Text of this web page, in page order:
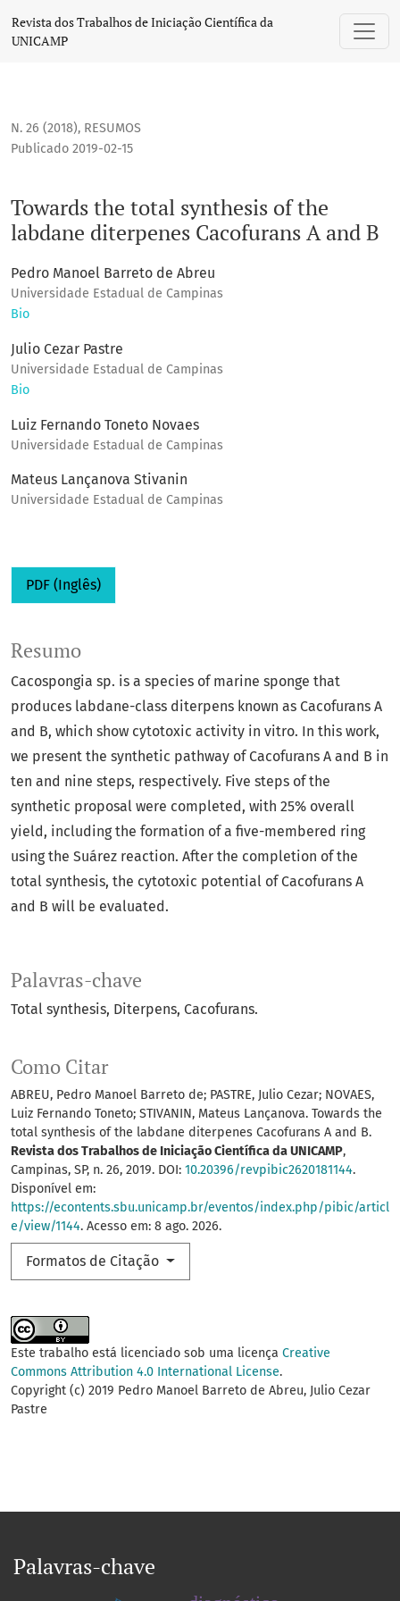
Towards the total synthesis of the labdane diterpenes
Revista dos Trabalhos de Iniciação Científica da
UNICAMP
N. 26 (2018), RESUMOS
Towards the total synthesis of the
labdane diterpenes Cacofurans A and B
Publicado 2019-02-15
Pedro Manoel Barreto de Abreu
Universidade Estadual de Campinas
Bio
Julio Cezar Pastre
Universidade Estadual de Campinas
Bio
Luiz Fernando Toneto Novaes
Universidade Estadual de Campinas
Mateus Lançanova Stivanin
Universidade Estadual de Campinas
PDF (Inglês)
Palavras-chave
Total synthesis Diterpens Cacofurans.
Como Citar
ABREU, Pedro Manoel Barreto de; PASTRE, Julio Cezar; NOVAES,
Luiz Fernando Toneto; STIVANIN, Mateus Lançanova. Towards the
total synthesis of the labdane diterpenes Cacofurans A and B.
Revista dos Trabalhos de Iniciação Científica da UNICAMP,
Campinas, SP, n. 26, 2019. DOI: 10.20396/revpibic2620181144.
Disponível em:
https://econtents.sbu.unicamp.br/eventos/index.php/pibic/articl
e/view/1144. Acesso em: 8 ago. 2026.
Formatos de Citação
Resumo
Cacospongia sp. is a species of marine sponge that
produces labdane-class diterpens known as Cacofurans A
and B, which show cytotoxic activity in vitro. In this work,
we present the synthetic pathway of Cacofurans A and B in
ten and nine steps, respectively. Five steps of the
synthetic proposal were completed, with 25% overall
yield, including the formation of a five-membered ring
using the Suárez reaction. After the completion of the
total synthesis, the cytotoxic potential of Cacofurans A
and B will be evaluated.
Este trabalho está licenciado sob uma licença Creative
Commons Attribution 4.0 International License.
Copyright (c) 2019 Pedro Manoel Barreto de Abreu, Julio Cezar
Pastre
Palavras-chave